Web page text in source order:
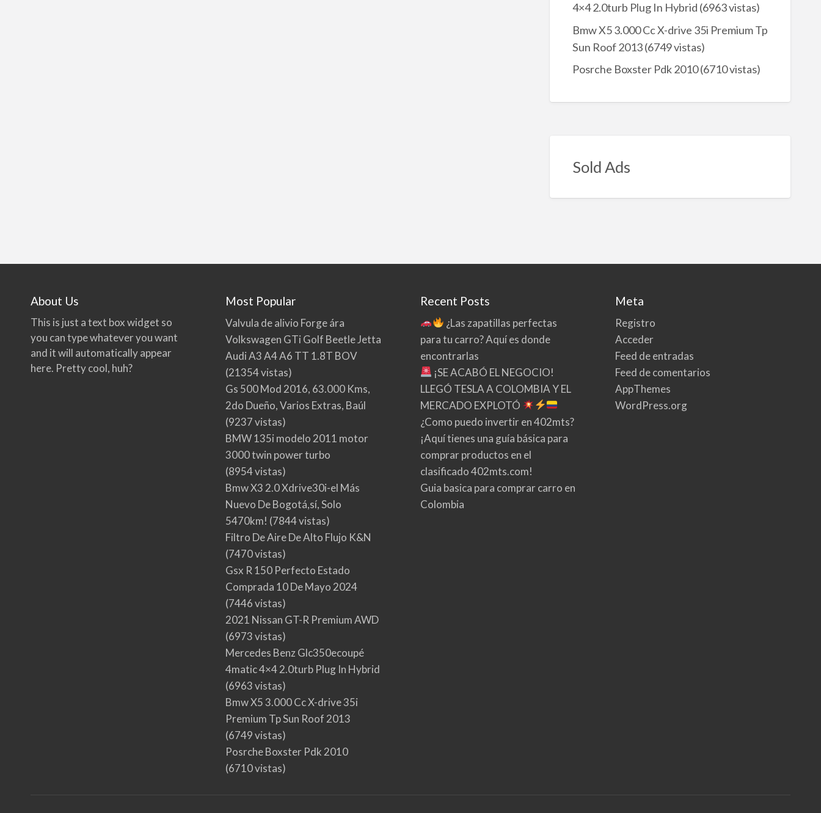
4×4 2.0turb Plug In Hybrid (6963 vistas)
Bmw X5 3.000 Cc X-drive 35i Premium Tp
Sun Roof 2013(6749 vistas)
Posrche Boxster Pdk 2010(6710 vistas)
Sold Ads
About Us
This is just a text box widget so
you can type whatever you want
and it will automatically appear
here. Pretty cool, huh?
Most Popular
Valvula de alivio Forge ára
Volkswagen GTi Golf Beetle Jetta
Audi A3 A4 A6 TT 1.8T BOV
(21354 vistas)
Gs 500 Mod 2016, 63.000 Kms,
2do Dueño, Varios Extras, Baúl
(9237 vistas)
BMW 135i modelo 2011 motor
3000 twin power turbo
(8954 vistas)
Bmw X3 2.0 Xdrive30i-el Más
Nuevo De Bogotá,sí, Solo
5470km! (7844 vistas)
Filtro De Aire De Alto Flujo K&N
(7470 vistas)
Gsx R 150 Perfecto Estado
Comprada 10 De Mayo 2024
(7446 vistas)
2021 Nissan GT-R Premium AWD
(6973 vistas)
Mercedes Benz Glc350ecoupé
4matic 4×4 2.0turb Plug In Hybrid
(6963 vistas)
Bmw X5 3.000 Cc X-drive 35i
Premium Tp Sun Roof 2013
(6749 vistas)
Posrche Boxster Pdk 2010
(6710 vistas)
Recent Posts
¿Las zapatillas perfectas
para tu carro? Aquí es donde
encontrarlas
¡SE ACABÓ EL NEGOCIO!
LLEGÓ TESLA A COLOMBIA Y EL
MERCADO EXPLOTÓ
¿Como puedo invertir en 402mts?
¡Aquí tienes una guía básica para
comprar productos en el
clasificado 402mts.com!
Guia basica para comprar carro en
Colombia
Meta
Registro
Acceder
Feed de entradas
Feed de comentarios
AppThemes
WordPress.org